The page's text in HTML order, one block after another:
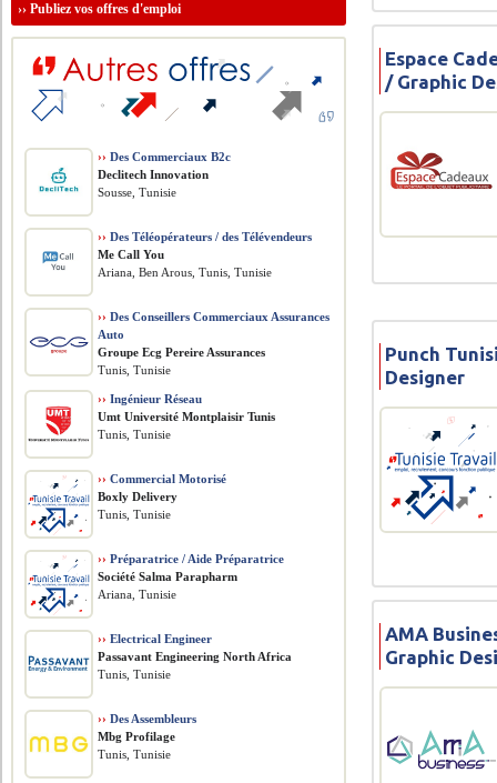
Espace
/ Graphic
Punch
Designer
AMA
Graphic
››Publiez vos offres d'emploi
›› Des Commerciaux B2c
Declitech Innovation
Sousse, Tunisie
›› Des Téléopérateurs / des Télévendeurs
Me Call You
Ariana, Ben Arous, Tunis, Tunisie
›› Des Conseillers Commerciaux Assurances
Auto
Groupe Ecg Pereire Assurances
Tunis, Tunisie
›› Ingénieur Réseau
Umt Université Montplaisir Tunis
Tunis, Tunisie
›› Commercial Motorisé
Boxly Delivery
Tunis, Tunisie
›› Préparatrice / Aide Préparatrice
Société Salma Parapharm
Ariana, Tunisie
›› Electrical Engineer
Passavant Engineering North Africa
Tunis, Tunisie
›› Des Assembleurs
Mbg Profilage
Tunis, Tunisie